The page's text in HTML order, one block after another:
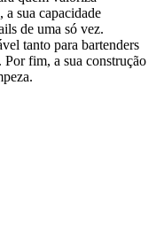
sua capacidade
de uma só vez.
tanto para bartenders
fim, a sua construção